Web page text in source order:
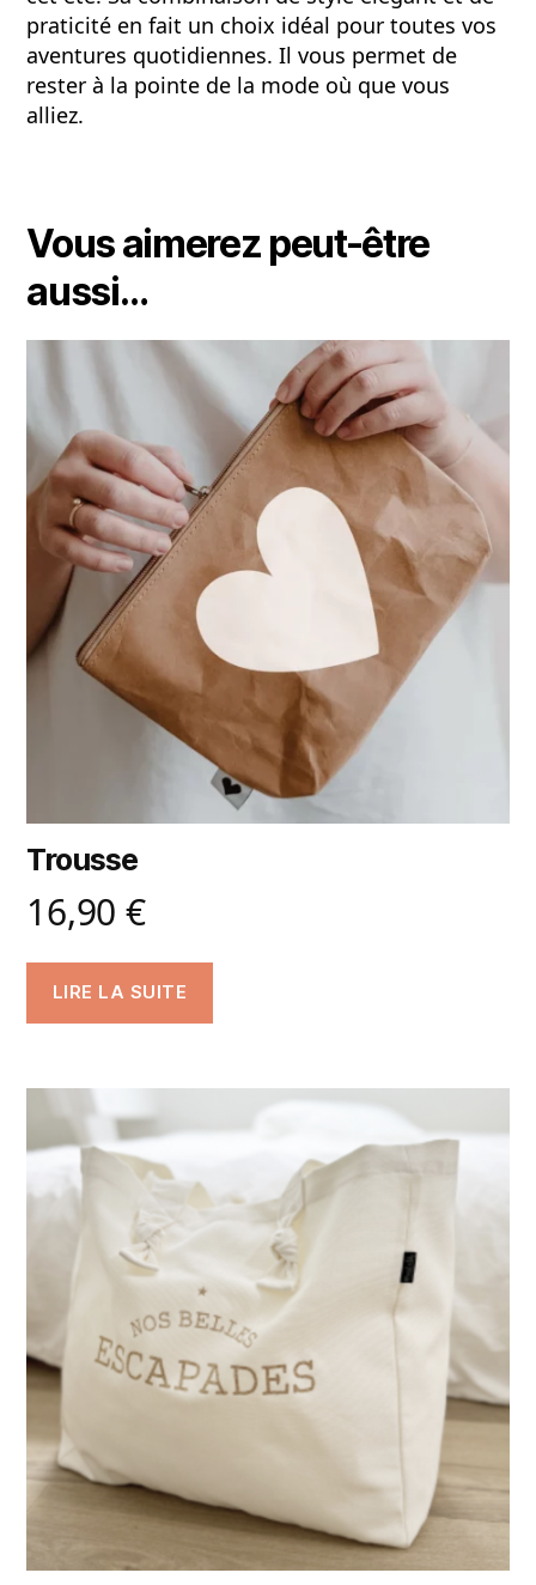
praticité en fait un choix idéal pour toutes vos
aventures quotidiennes. Il vous permet de
rester à la pointe de la mode où que vous
alliez.
Vous aimerez peut-être
aussi…
Trousse
16,90 €
LIRE LA SUITE